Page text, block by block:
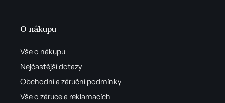
O nákupu
Vše o nákupu
Nejčastější dotazy
Obchodní a záruční podmínky
Vše o záruce a reklamacích